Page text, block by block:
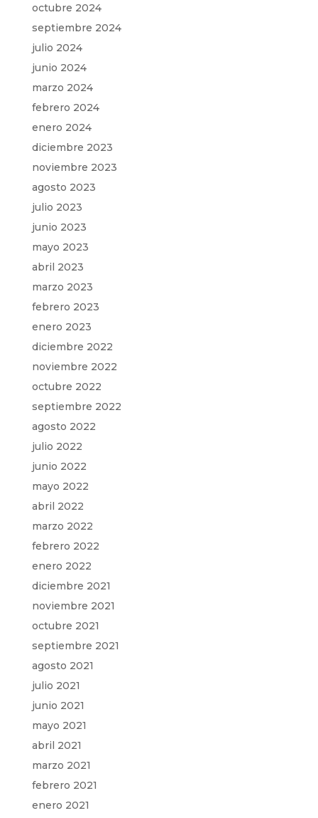
octubre 2024
septiembre 2024
julio 2024
junio 2024
marzo 2024
febrero 2024
enero 2024
diciembre 2023
noviembre 2023
agosto 2023
julio 2023
junio 2023
mayo 2023
abril 2023
marzo 2023
febrero 2023
enero 2023
diciembre 2022
noviembre 2022
octubre 2022
septiembre 2022
agosto 2022
julio 2022
junio 2022
mayo 2022
abril 2022
marzo 2022
febrero 2022
enero 2022
diciembre 2021
noviembre 2021
octubre 2021
septiembre 2021
agosto 2021
julio 2021
junio 2021
mayo 2021
abril 2021
marzo 2021
febrero 2021
enero 2021